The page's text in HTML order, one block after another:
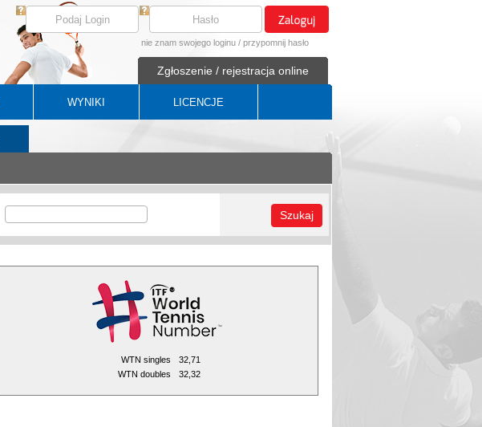
nie znam swojego loginu / przypomnij hasło
Zgłoszenie / rejestracja online
WYNIKI LICENCJE
Szukaj
WTN singles
32,71
WTN doubles
32,32